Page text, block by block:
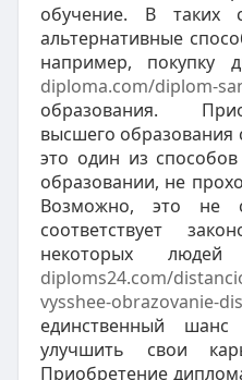
обучение. В таких
альтернативные
например, покупку
diploma.com/diplom-
образования.
высшего образования
это один из
образовании, не
Возможно, это не
соответствует
некоторых
diploms24.com/
vysshee-obrazovanie-
единственный
улучшить свои
Приобретение